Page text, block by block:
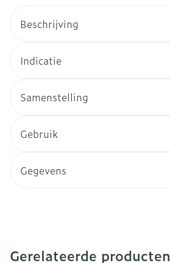
Beschrijving
Indicatie
Samenstelling
Gebruik
Gegevens
Gerelateerde producten